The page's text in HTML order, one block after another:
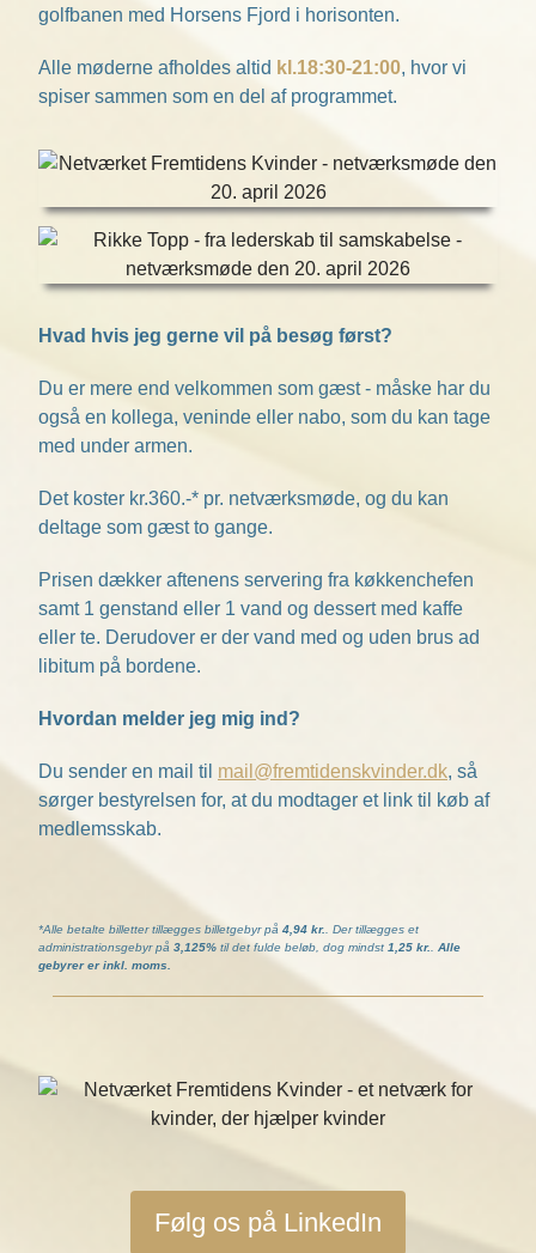
golfbanen med Horsens Fjord i horisonten.
Alle møderne afholdes altid kl.18:30-21:00, hvor vi
spiser sammen som en del af programmet.
Hvad hvis jeg gerne vil på besøg først?
Du er mere end velkommen som gæst - måske har du
også en kollega, veninde eller nabo, som du kan tage
med under armen.
Det koster kr.360.-* pr. netværksmøde, og du kan
deltage som gæst to gange.
Prisen dækker aftenens servering fra køkkenchefen
samt 1 genstand eller 1 vand og dessert med kaffe
eller te. Derudover er der vand med og uden brus ad
libitum på bordene.
Hvordan melder jeg mig ind?
Du sender en mail til mail@fremtidenskvinder.dk, så
sørger bestyrelsen for, at du modtager et link til køb af
medlemsskab.
*Alle betalte billetter tillægges billetgebyr på 4,94 kr. . Der tillægges et
administrationsgebyr på 3,125% til det fulde beløb, dog mindst 1,25 kr.
Alle
gebyrer er inkl. moms.
Følg os på LinkedIn